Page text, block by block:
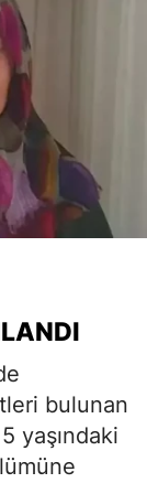
bulunan
yaşındaki